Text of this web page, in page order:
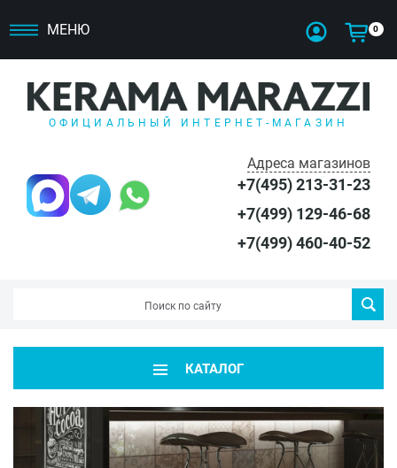
МЕНЮ 0
ОФИЦИАЛЬНЫЙ ИНТЕРНЕТ-МАГАЗИН
Адреса магазинов
+7(495) 213-31-23
+7(499) 129-46-68
+7(499) 460-40-52
КАТАЛОГ